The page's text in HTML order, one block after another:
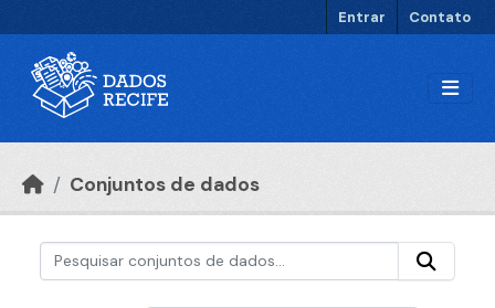
Entrar Contato
Conjuntos de dados